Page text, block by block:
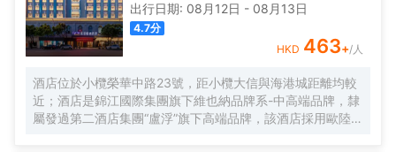
出行日期: 08月12日 - 08月13日
4.7分
HKD 463+/人
酒店位於小欖榮華中路23號，距小欖大信與海港城距離均較
近；酒店是錦江國際集團旗下維也納品牌系-中高端品牌，隸
屬發過第二酒店集團“盧浮”旗下高端品牌，該酒店採用歐陸風